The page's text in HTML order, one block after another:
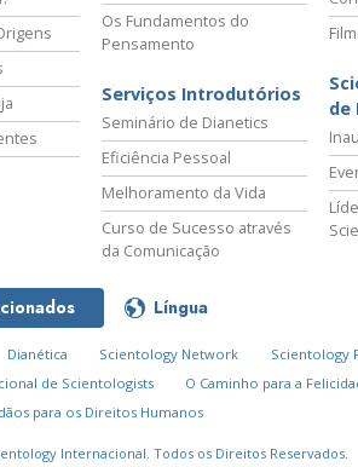
Os Fundamentos do
Pensamento
Serviços Introdutórios
Seminário de Dianetics
Eficiência Pessoal
Melhoramento da Vida
Curso de Sucesso através
da Comunicação
de
Língua
Dianética Scientology Network Scientology
de Scientologists
O Caminho para a
para os Direitos Humanos
Internacional. Todos os Direitos Reservados.